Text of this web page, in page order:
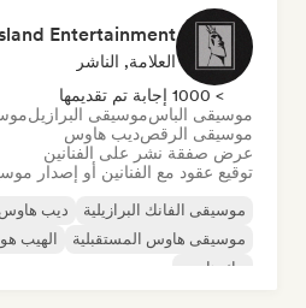
Entertainment
العلامة, الناشر
> 1000 إجابة تم تقديمها
موسيقى الباسموسيقى البرازيل
موسيقى الرقصديب هاوس
عرض صفقة نشر على الفنانين
توقيع عقود مع الفنانين أو إصدار
موسيقى الفانك البرازيلية ديب هاوس
موسيقى هاوس المستقبلية
الهيب
تيك هاوس